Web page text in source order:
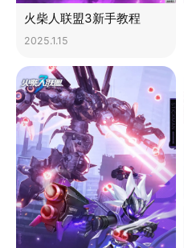
火柴人联盟3新手教程
2025.1.15